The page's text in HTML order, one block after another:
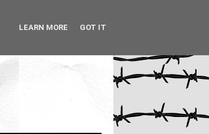
LEARN MORE GOT IT